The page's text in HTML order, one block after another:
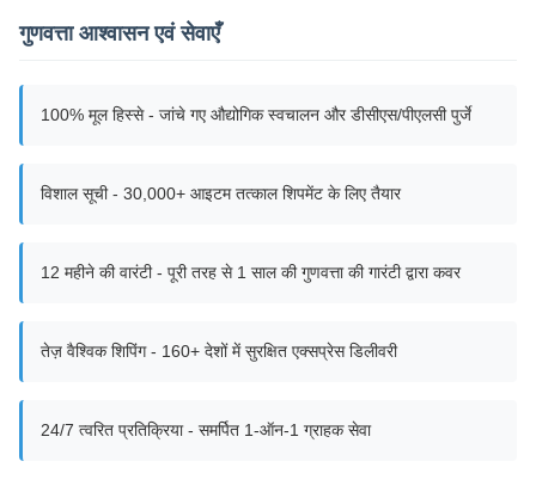
गुणवत्ता आश्वासन एवं सेवाएँ
100% मूल हिस्से - जांचे गए औद्योगिक स्वचालन और डीसीएस/पीएलसी पुर्जे
विशाल सूची - 30,000+ आइटम तत्काल शिपमेंट के लिए तैयार
12 महीने की वारंटी - पूरी तरह से 1 साल की गुणवत्ता की गारंटी द्वारा कवर
तेज़ वैश्विक शिपिंग - 160+ देशों में सुरक्षित एक्सप्रेस डिलीवरी
24/7 त्वरित प्रतिक्रिया - समर्पित 1-ऑन-1 ग्राहक सेवा